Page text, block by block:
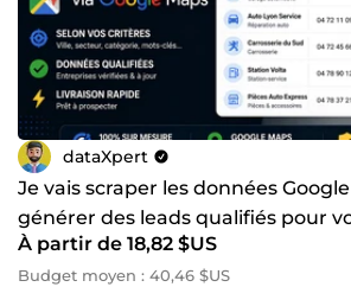
dataXpert
Je vais scraper les données
générer des leads qualifiés pour
commerciale
À partir de 18,82 $US
Budget moyen : 40,46 $US